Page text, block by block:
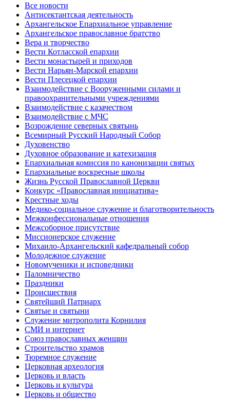
Все новости
Антисектантская деятельность
Архангельское Епархиальное управление
Архангельское православное братство
Вера и творчество
Вести Котласской епархии
Вести монастырей и приходов
Вести Нарьян-Марской епархии
Вести Плесецкой епархии
Взаимодействие с Вооруженными силами и
правоохранительными учреждениями
Взаимодействие с казачеством
Взаимодействие с МЧС
Возрождение северных святынь
Всемирный Русский Народный Собор
Духовенство
Духовное образование и катехизация
Епархиальная комиссия по канонизации святых
Епархиальные воскресные школы
Жизнь Русской Православной Церкви
Конкурс «Православная инициатива»
Крестные ходы
Медико-социальное служение и благотворительность
Межконфессиональные отношения
Межсоборное присутствие
Миссионерское служение
Михаило-Архангельский кафедральный собор
Молодежное служение
Новомученики и исповедники
Паломничество
Праздники
Происшествия
Святейший Патриарх
Святые и святыни
Служение митрополита Корнилия
СМИ и интернет
Союз православных женщин
Строительство храмов
Тюремное служение
Церковная археология
Церковь и власть
Церковь и культура
Церковь и общество